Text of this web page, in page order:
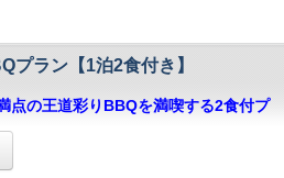
ます。
まることができる展望温泉で、旅の疲
ださいませ。
ントを完備！
食事量も自由自在！ぜひ地元食材も併
にある＜ゆめマート 中津店＞は、食
100円ショップも隣接しているため、
事準備を完結することができます。
ラン【1泊2食付き】
点の王道彩りBBQを満喫する2食付プ
にそびえる一日1組限定のグランピン